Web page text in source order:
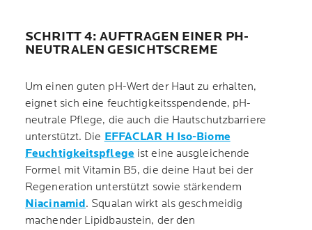
SCHRITT 4: AUFTRAGEN EINER PH-
NEUTRALEN GESICHTSCREME
Um einen guten pH-Wert der Haut zu erhalten,
eignet sich eine feuchtigkeitsspendende, pH-
neutrale Pflege, die auch die Hautschutzbarriere
unterstützt. Die EFFACLAR H Iso-Biome
Feuchtigkeitspflege ist eine ausgleichende
Formel mit Vitamin B5, die deine Haut bei der
Regeneration unterstützt sowie stärkendem
Niacinamid. Squalan wirkt als geschmeidig
machender Lipidbaustein, der den